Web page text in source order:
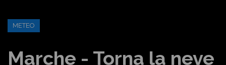
METEO
Marche - Torna la neve